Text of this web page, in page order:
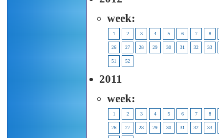
week:
1 2 3 4 5 6 7 8
26 27 28 29 30 31 32 33
51 52
2011
week:
1 2 3 4 5 6 7 8
26 27 28 29 30 31 32 33